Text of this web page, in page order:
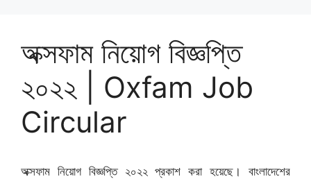
অক্সফাম নিয়োগ বিজ্ঞপ্তি
২০২২ | Oxfam Job
Circular
অক্সফাম নিয়োগ বিজ্ঞপ্তি ২০২২ প্রকাশ করা হয়েছে। বাংলাদেশের